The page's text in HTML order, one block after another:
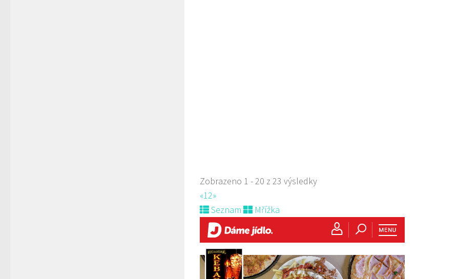
Zobrazeno 1 - 20 z 23 výsledky
«12»
Seznam
Mřížka